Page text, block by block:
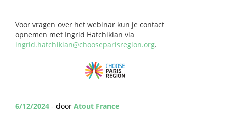
Voor vragen over het webinar kun je contact
opnemen met Ingrid Hatchikian via
ingrid.hatchikian@chooseparisregion.org.
6/12/2024 - door Atout France